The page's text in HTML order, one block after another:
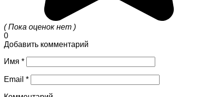
( Пока оценок нет )
0
Добавить комментарий
Имя *
Email *